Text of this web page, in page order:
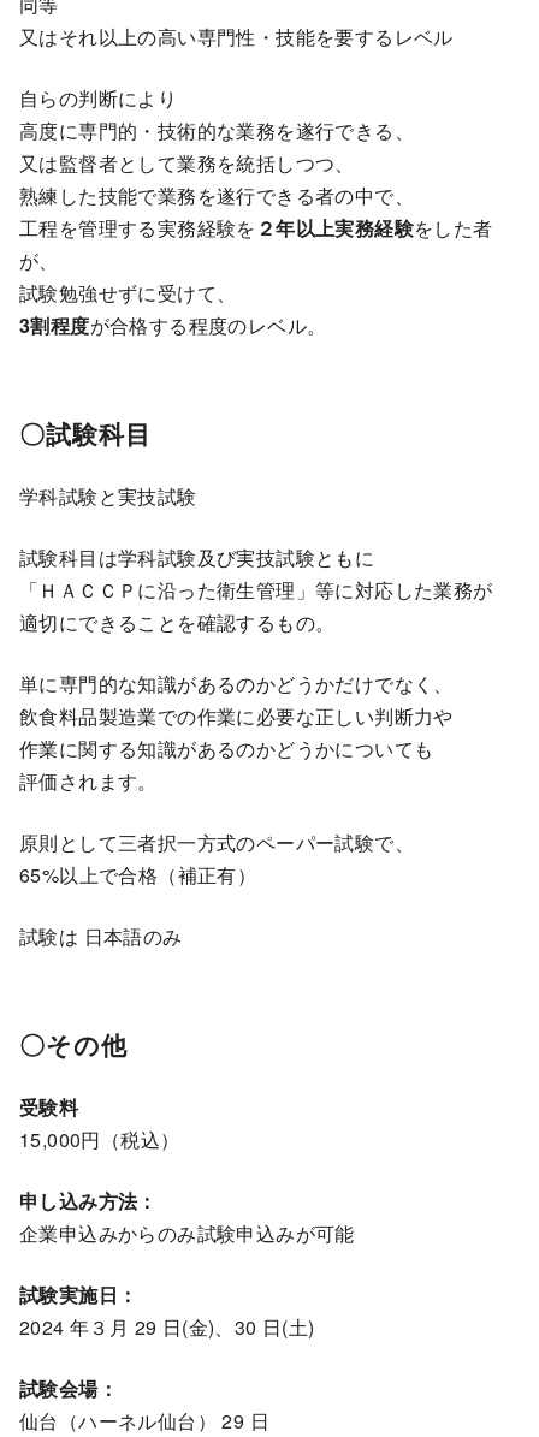
又はそれ以上の高い専門性・技能を要するレベル
自らの判断により
高度に専門的・技術的な業務を遂行できる、
又は監督者として業務を統括しつつ、
熟練した技能で業務を遂行できる者の中で、
工程を管理する実務経験を ２年以上実務経験をした者
が、
試験勉強せずに受けて、
3割程度が合格する程度のレベル。
〇試験科目
学科試験と実技試験
試験科目は学科試験及び実技試験ともに
「ＨＡＣＣＰに沿った衛生管理」等に対応した業務が
適切にできることを確認するもの。
単に専門的な知識があるのかどうかだけでなく、
飲食料品製造業での作業に必要な正しい判断力や
作業に関する知識があるのかどうかについても
評価されます。
原則として三者択一方式のペーパー試験で、
65%以上で合格（補正有）
試験は 日本語のみ
〇その他
受験料
15,000円（税込）
申し込み方法：
企業申込みからのみ試験申込みが可能
試験実施日：
2024 年３月 29 日(金)、30 日(土)
試験会場：
仙台（ハーネル仙台） 29 日